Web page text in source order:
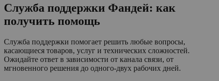
Служба поддержки Фандей: как
получить помощь
Служба поддержки помогает решить любые вопросы,
касающиеся товаров, услуг и технических сложностей.
Ожидайте ответ в зависимости от канала связи, от
мгновенного решения до одного-двух рабочих дней.